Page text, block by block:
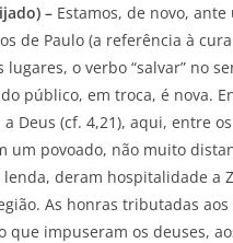
– Estamos, de novo,
de Paulo (a referência à
o verbo “salvar” no
público, em troca, é nova.
(cf. 4,21), aqui, entre
um povoado, não muito
deram hospitalidade a
As honras tributadas
impuseram os deuses,